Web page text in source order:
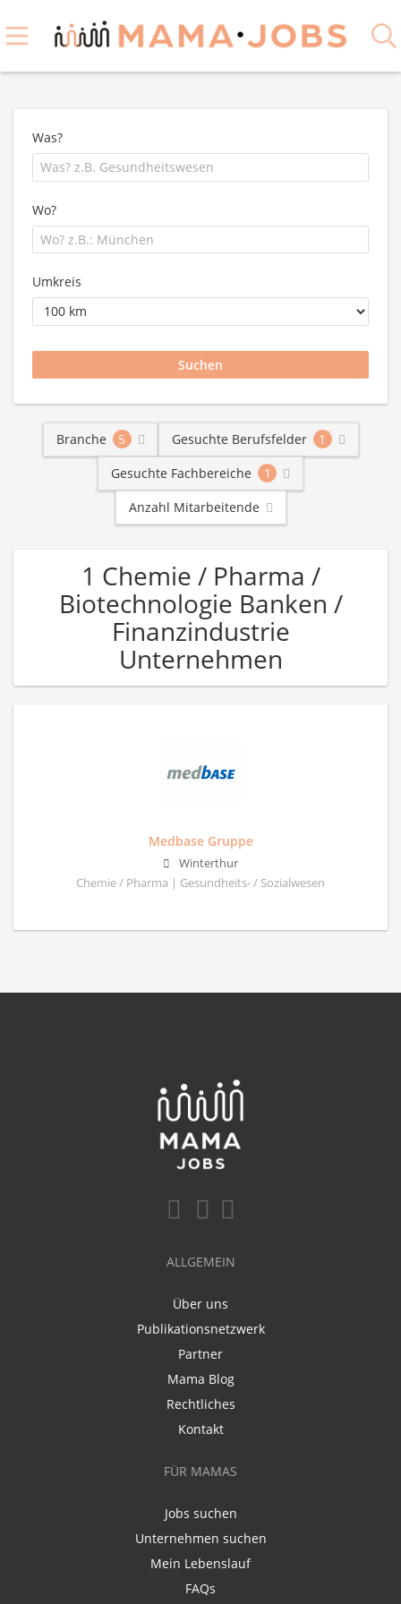
Was?
Wo?
Umkreis
Branche 5 Gesuchte Berufsfelder
1
Gesuchte Fachbereiche
1
Anzahl Mitarbeitende
1 Chemie / Pharma /
Biotechnologie Banken /
Finanzindustrie
Unternehmen
Medbase Gruppe
Winterthur
Chemie / Pharma | Gesundheits- / Sozialwesen
ALLGEMEIN
Über uns
Publikationsnetzwerk
Partner
Mama Blog
Rechtliches
Kontakt
FÜR MAMAS
Jobs suchen
Unternehmen suchen
Mein Lebenslauf
FAQs